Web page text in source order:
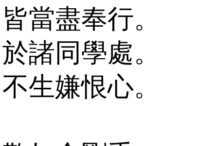
皆當盡奉行。
於諸同學處。
不生嫌恨心。